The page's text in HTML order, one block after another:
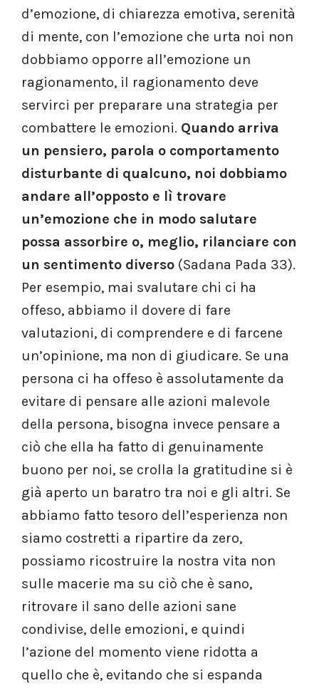
d’emozione, di chiarezza emotiva, serenità
di mente, con l’emozione che urta noi non
dobbiamo opporre all’emozione un
ragionamento, il ragionamento deve
servirci per preparare una strategia per
combattere le emozioni. Quando arriva
un pensiero, parola o comportamento
disturbante di qualcuno, noi dobbiamo
andare all’opposto e lì trovare
un’emozione che in modo salutare
possa assorbire o, meglio, rilanciare con
un sentimento diverso (Sadana Pada 33).
Per esempio, mai svalutare chi ci ha
offeso, abbiamo il dovere di fare
valutazioni, di comprendere e di farcene
un’opinione, ma non di giudicare. Se una
persona ci ha offeso è assolutamente da
evitare di pensare alle azioni malevole
della persona, bisogna invece pensare a
ciò che ella ha fatto di genuinamente
buono per noi, se crolla la gratitudine si è
già aperto un baratro tra noi e gli altri. Se
abbiamo fatto tesoro dell’esperienza non
siamo costretti a ripartire da zero,
possiamo ricostruire la nostra vita non
sulle macerie ma su ciò che è sano,
ritrovare il sano delle azioni sane
condivise, delle emozioni, e quindi
l’azione del momento viene ridotta a
quello che è, evitando che si espanda